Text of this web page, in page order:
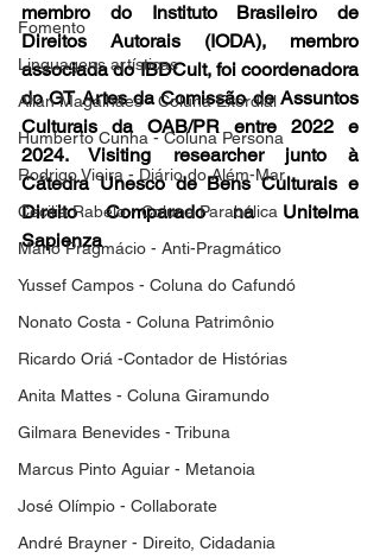
Fomento
Linguagens artísticas
Allan Magalhães - Coluna Exordial
Humberto Cunha - Coluna Persona
Rodrigo Vieira - Diário do Além-Mar
Cecilia Rabelo - Coluna Parabólica
Mário Pragmácio - Anti-Pragmático
Yussef Campos - Coluna do Cafundó
Nonato Costa - Coluna Patrimônio
Ricardo Oriá -Contador de Histórias
Anita Mattes - Coluna Giramundo
Gilmara Benevides - Tribuna
Marcus Pinto Aguiar - Metanoia
José Olímpio - Collaborate
André Brayner - Direito, Cidadania
membro do Instituto Brasileiro de
Direitos Autorais (IODA), membro
associada do IBDCult, foi coordenadora
do GT Artes da Comissão de Assuntos
Culturais da OAB/PR entre 2022 e
2024. Visiting researcher junto à
Cátedra Unesco de Bens Culturais e
Direito Comparado na Unitelma
Sapienza